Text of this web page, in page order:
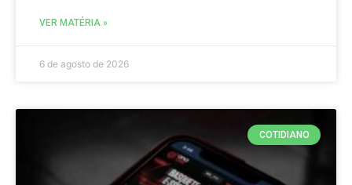
VER MATÉRIA »
6 de agosto de 2026
COTIDIANO